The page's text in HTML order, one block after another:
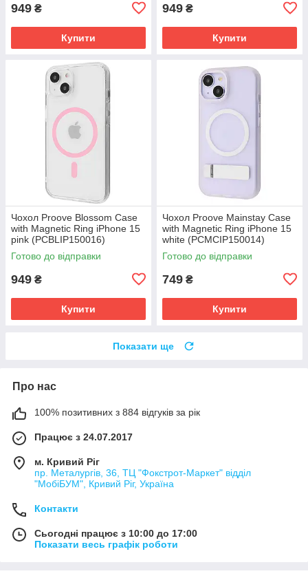
949 ₴
Купити
949 ₴
Купити
Чохол Proove Blossom Case
with Magnetic Ring iPhone 15
pink (PCBLIP150016)
Готово до відправки
949 ₴
Купити
Чохол Proove Mainstay Case
with Magnetic Ring iPhone 15
white (PCMCIP150014)
Готово до відправки
749 ₴
Купити
Показати ще
Про нас
100% позитивних з 884 відгуків за рік
Працює з 24.07.2017
м. Кривий Ріг
пр. Металургів, 36, ТЦ "Фокстрот-Маркет" відділ
"МобіБУМ", Кривий Ріг, Україна
Контакти
Сьогодні працює з 10:00 до 17:00
Показати весь графік роботи